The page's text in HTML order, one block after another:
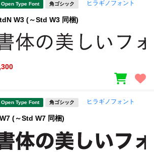
Open Type Font 角ゴシック ヒラギノフォント
W3 (～Std W3 同梱)
Open Type Font 角ゴシック ヒラギノフォント
(～Std W7 同梱)